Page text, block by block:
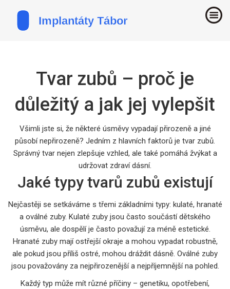
Tvar zubů – proč je
důležitý a jak jej vylepšit
Všimli jste si, že některé úsměvy vypadají přirozeně a jiné
působí nepřirozeně? Jedním z hlavních faktorů je tvar zubů.
Správný tvar nejen zlepšuje vzhled, ale také pomáhá žvýkat a
udržovat zdraví dásní.
Jaké typy tvarů zubů existují
Nejčastěji se setkáváme s třemi základními typy: kulaté, hranaté
a oválné zuby. Kulaté zuby jsou často součástí dětského
úsměvu, ale dospělí je často považují za méně estetické.
Hranaté zuby mají ostřejší okraje a mohou vypadat robustně,
ale pokud jsou příliš ostré, mohou dráždit dásně. Oválné zuby
jsou považovány za nejpřirozenější a nejpříjemnější na pohled.
Každý typ může mít různé příčiny – genetiku, opotřebení,